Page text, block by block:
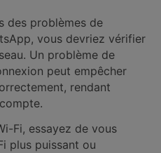
des problèmes de
vous devriez vérifier
Un problème de
peut empêcher
rendant
Fi, essayez de vous
plus puissant ou